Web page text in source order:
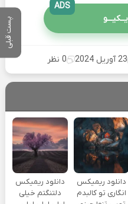
پست قبلی
ADS
23 آوریل 2024 0 نظر
دانلود ریمیکس
انگاری تو کالبدم
دانلود ریمیکس
دلتنگتم خیلی